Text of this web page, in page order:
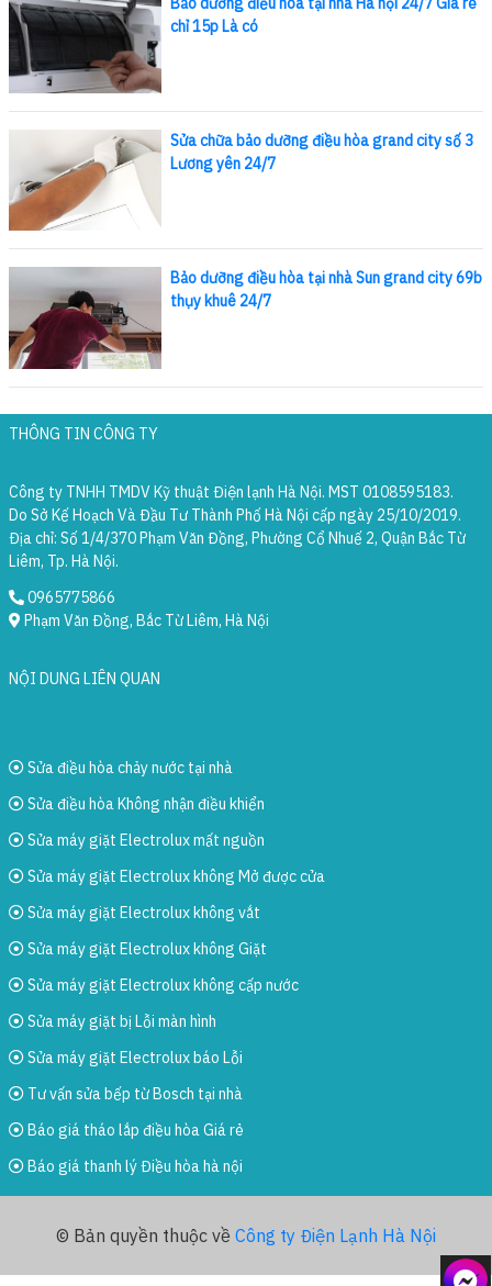
chỉ 15p Là có
Sửa chữa bảo dưỡng điều hòa grand city số 3
Lương yên 24/7
Bảo dưỡng điều hòa tại nhà Sun grand city 69b
thụy khuê 24/7
THÔNG TIN CÔNG TY
Công ty TNHH TMDV Kỹ thuật Điện lạnh Hà Nội. MST 0108595183.
Do Sở Kế Hoạch Và Đầu Tư Thành Phố Hà Nội cấp ngày 25/10/2019.
Địa chỉ: Số 1/4/370 Phạm Văn Đồng, Phường Cổ Nhuế 2, Quận Bắc Từ
Liêm, Tp. Hà Nội.
0965775866
Phạm Văn Đồng, Bắc Từ Liêm, Hà Nội
NỘI DUNG LIÊN QUAN
Sửa điều hòa chảy nước tại nhà
Sửa điều hòa Không nhận điều khiển
Sửa máy giặt Electrolux mất nguồn
Sửa máy giặt Electrolux không Mở được cửa
Sửa máy giặt Electrolux không vắt
Sửa máy giặt Electrolux không Giặt
Sửa máy giặt Electrolux không cấp nước
Sửa máy giặt bị Lỗi màn hình
Sửa máy giặt Electrolux báo Lỗi
Tư vấn sửa bếp từ Bosch tại nhà
Báo giá tháo lắp điều hòa Giá rẻ
Báo giá thanh lý Điều hòa hà nội
© Bản quyền thuộc về Công ty Điện Lạnh Hà Nội